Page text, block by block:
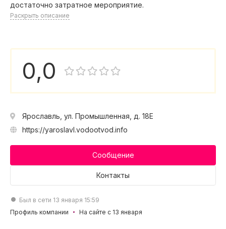
достаточно затратное мероприятие.
Раскрыть описание
0,0
Ярославль, ул. Промышленная, д. 18Е
https://yaroslavl.vodootvod.info
Сообщение
Контакты
Был в сети 13 января 15:59
Профиль компании
На сайте с 13 января